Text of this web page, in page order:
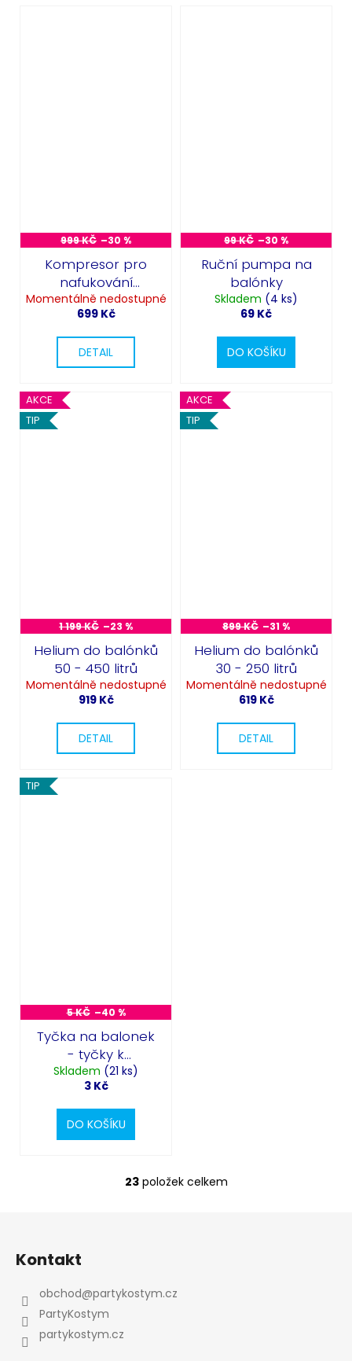
999 KČ –30 %
Kompresor pro
nafukování
balónků
Momentálně nedostupné
699 Kč
DETAIL
99 KČ –30 %
Ruční pumpa na
balónky
Skladem (4 ks)
69 Kč
DO KOŠÍKU
AKCE
TIP
1 199 KČ –23 %
Helium do balónků
50 - 450 litrů
Momentálně nedostupné
919 Kč
DETAIL
AKCE
TIP
899 KČ –31 %
Helium do balónků
30 - 250 litrů
Momentálně nedostupné
619 Kč
DETAIL
TIP
5 KČ –40 %
Tyčka na balonek
- tyčky k
balónkům
Skladem (21 ks)
3 Kč
DO KOŠÍKU
O
c
23položek celkem
Kontakt
obchod@partykostym.cz
PartyKostym
partykostym.cz